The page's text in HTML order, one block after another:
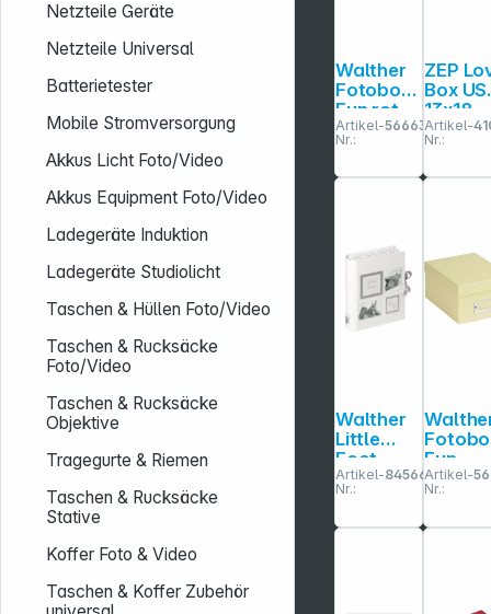
Netzteile Geräte
Netzteile Universal
Batterietester
Mobile Stromversorgung
Akkus Licht Foto/Video
Akkus Equipment Foto/Video
Ladegeräte Induktion
Ladegeräte Studiolicht
Taschen & Hüllen Foto/Video
Taschen & Rucksäcke
Foto/Video
Taschen & Rucksäcke
Objektive
Tragegurte & Riemen
Taschen & Rucksäcke
Stative
Koffer Foto & Video
Taschen & Koffer Zubehör
Walther
Fotobox
Fun rot
700
Fotos
10x15
FB115R
Artikel-
Nr.:
566631
ZEP
Box
13x18
Holz
Fotos
CZ1257
Artikel-
Nr.:
Walther
Little
Foot
Baby
Aufbewa
Artikel-
Nr.:
845663
Fun
creme
700
10x15
Artikel-
Nr.: